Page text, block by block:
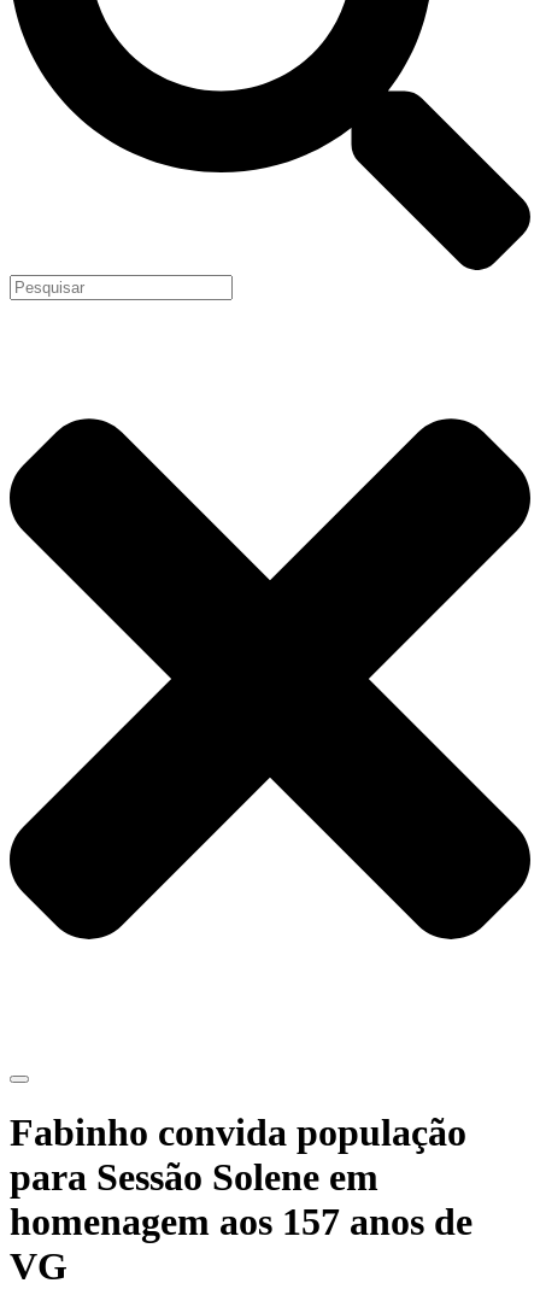
Fabinho convida população
para Sessão Solene em
homenagem aos 157 anos de
VG